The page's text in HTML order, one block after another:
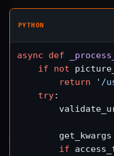
PYTHON
async def
if
not
return
'/
try:
get_kwargs
if